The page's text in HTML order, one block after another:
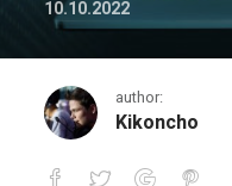
10.10.2022
author:
Kikoncho